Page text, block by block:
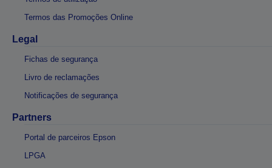
Termos das Promoções Online
Legal
Fichas de segurança
Livro de reclamações
Notificações de segurança
Partners
Portal de parceiros Epson
LPGA